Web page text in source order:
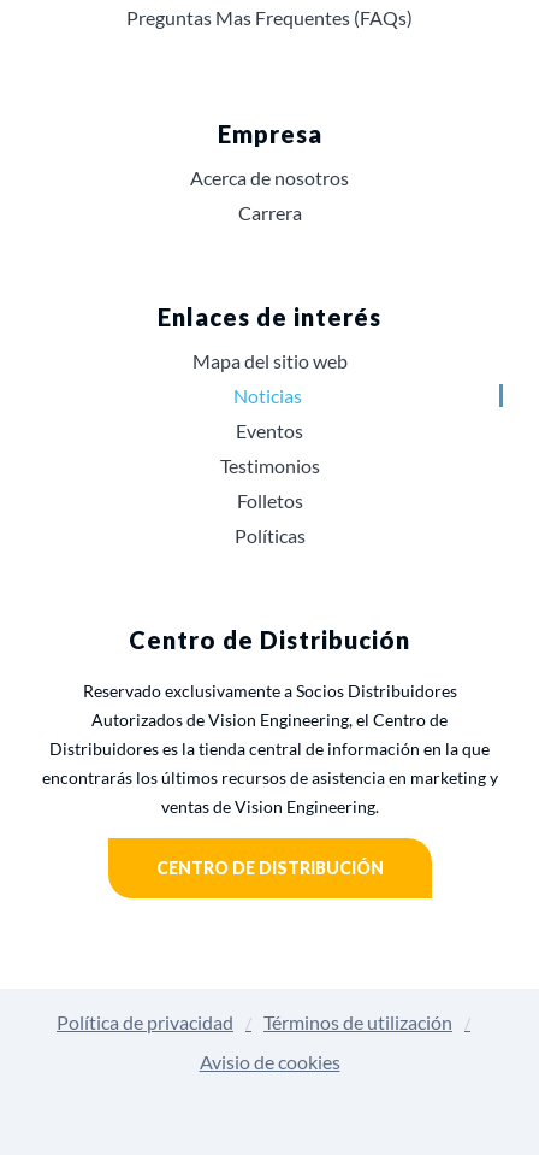
Preguntas Mas Frequentes (FAQs)
Empresa
Acerca de nosotros
Carrera
Enlaces de interés
Mapa del sitio web
Noticias
Eventos
Testimonios
Folletos
Políticas
Centro de Distribución
Reservado exclusivamente a Socios Distribuidores
Autorizados de Vision Engineering, el Centro de
Distribuidores es la tienda central de información en la que
encontrarás los últimos recursos de asistencia en marketing y
ventas de Vision Engineering.
CENTRO DE DISTRIBUCIÓN
Política de privacidad
Términos de utilización
Avisio de cookies